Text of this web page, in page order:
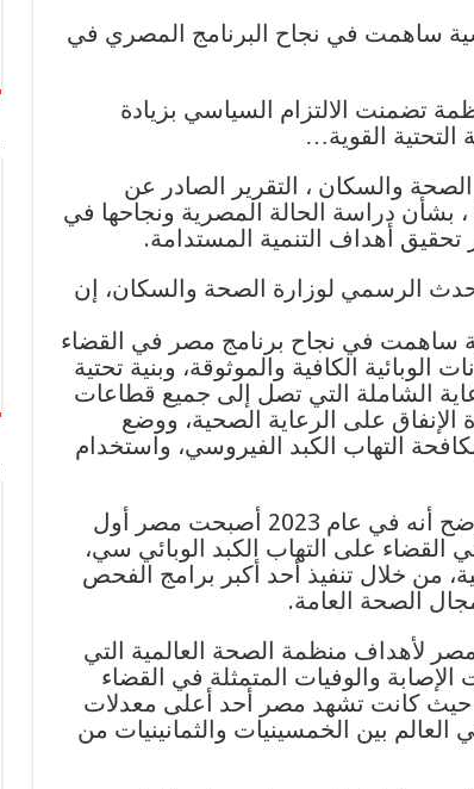
5 عناصر رئيسية ساهمت في نجاح البرنامج المصري في
تضمنت الالتزام السياسي بزيادة
التحتية القوية…
والسكان ، التقرير الصادر عن
منظمة الصحة العالمية لعام 2024 ، بشأن دراسة الحالة المصرية ونجاحها في
أهداف التنمية المستدامة.
الرسمي لوزارة الصحة والسكان، إن
5 عناصر رئيسية ساهمت في نجاح برنامج مصر في القضاء
الكافية والموثوقة، وبنية تحتية
الشاملة التي تصل إلى جميع قطاعات
الإنفاق على الرعاية الصحية، ووضع
التهاب الكبد الفيروسي، واستخدام
أضاف ” عبد الغفار ” أن التقرير أوضح أنه في عام 2023 أصبحت مصر أول
على التهاب الكبد الوبائي ‏سي،
من خلال تنفيذ أحد أكبر برامج الفحص
الصحة العامة.
لأهداف منظمة الصحة العالمية التي
والوفيات المتمثلة في القضاء
على المرض قبل عام 2030، حيث كانت تشهد مصر أحد أعلى معدلات
العالم بين الخمسينيات والثمانينيات من